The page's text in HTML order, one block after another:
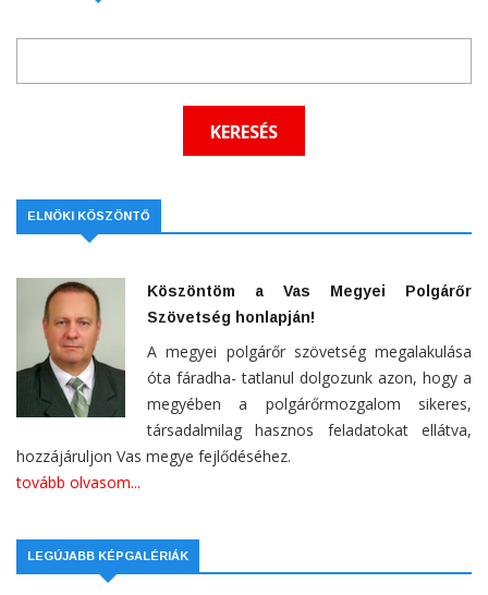
ELNÖKI KÖSZÖNTŐ
Köszöntöm a Vas Megyei Polgárőr
Szövetség honlapján!
A megyei polgárőr szövetség megalakulása
óta fáradha- tatlanul dolgozunk azon, hogy a
megyében a polgárőrmozgalom sikeres,
társadalmilag hasznos feladatokat ellátva,
hozzájáruljon Vas megye fejlődéséhez.
tovább olvasom...
LEGÚJABB KÉPGALÉRIÁK